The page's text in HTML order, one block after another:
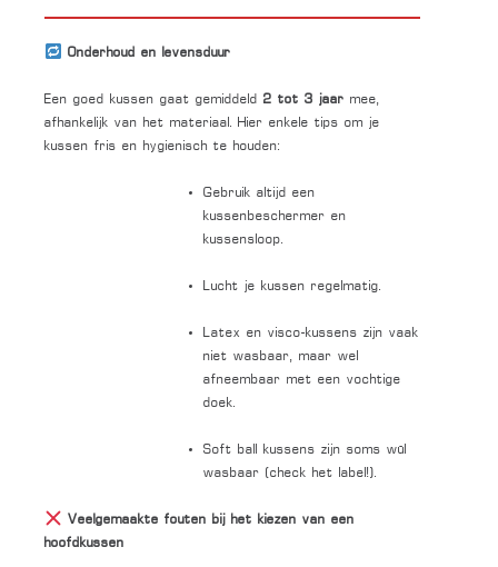
Onderhoud en levensduur
Een goed kussen gaat gemiddeld 2 tot 3 jaar mee,
afhankelijk van het materiaal. Hier enkele tips om je
kussen fris en hygienisch te houden:
Gebruik altijd een
kussenbeschermer en
kussensloop.
Lucht je kussen regelmatig.
Latex en visco-kussens zijn vaak
niet wasbaar, maar wel
afneembaar met een vochtige
doek.
Soft ball kussens zijn soms wél
wasbaar (check het label!).
Veelgemaakte fouten bij het kiezen van een
hoofdkussen